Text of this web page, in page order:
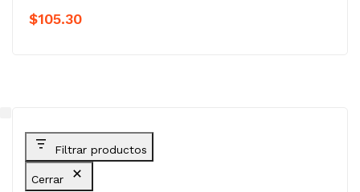
$105.30
Filtrar productos
Cerrar